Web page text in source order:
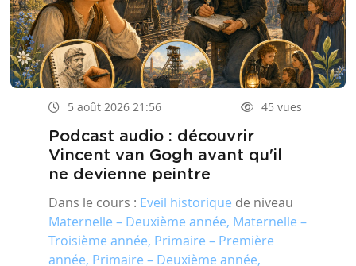
5 août 2026 21:56 45 vues
Podcast audio : découvrir
Vincent van Gogh avant qu'il
ne devienne peintre
Dans le cours : Eveil historique de niveau
Maternelle – Deuxième année, Maternelle –
Troisième année, Primaire – Première
année, Primaire – Deuxième année,